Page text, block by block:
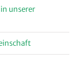
unserer